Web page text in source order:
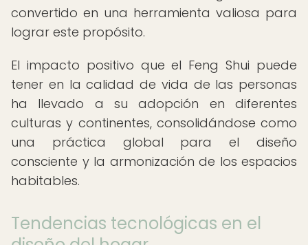
convertido en una herramienta valiosa para
lograr este propósito.
El impacto positivo que el Feng Shui puede
tener en la calidad de vida de las personas
ha llevado a su adopción en diferentes
culturas y continentes, consolidándose como
una práctica global para el diseño
consciente y la armonización de los espacios
habitables.
Tendencias tecnológicas en el